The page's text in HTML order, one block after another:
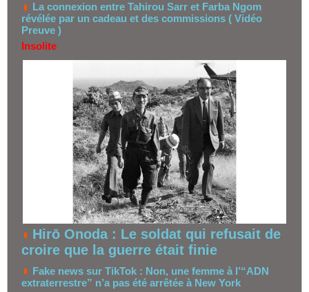
La connexion entre Tahirou Sarr et Farba Ngom
révélée par un cadeau et des commissions ( Vidéo
Preuve )
Insolite
Hirō Onoda : Le soldat qui refusait de
croire que la guerre était finie
Fake news sur TikTok : Non, une femme à l’“ADN
extraterrestre” n’a pas été arrêtée à New York